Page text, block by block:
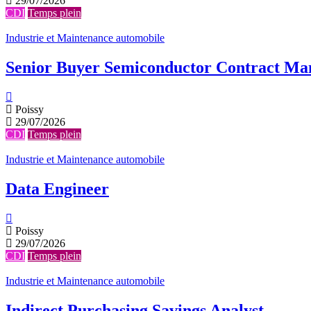
CDI Temps plein
Industrie et Maintenance automobile
Senior Buyer Semiconductor Contract
Poissy
29/07/2026
CDI Temps plein
Industrie et Maintenance automobile
Data Engineer
Poissy
29/07/2026
CDI Temps plein
Industrie et Maintenance automobile